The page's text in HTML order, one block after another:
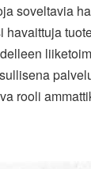
soveltavia
havaittuja
rooli